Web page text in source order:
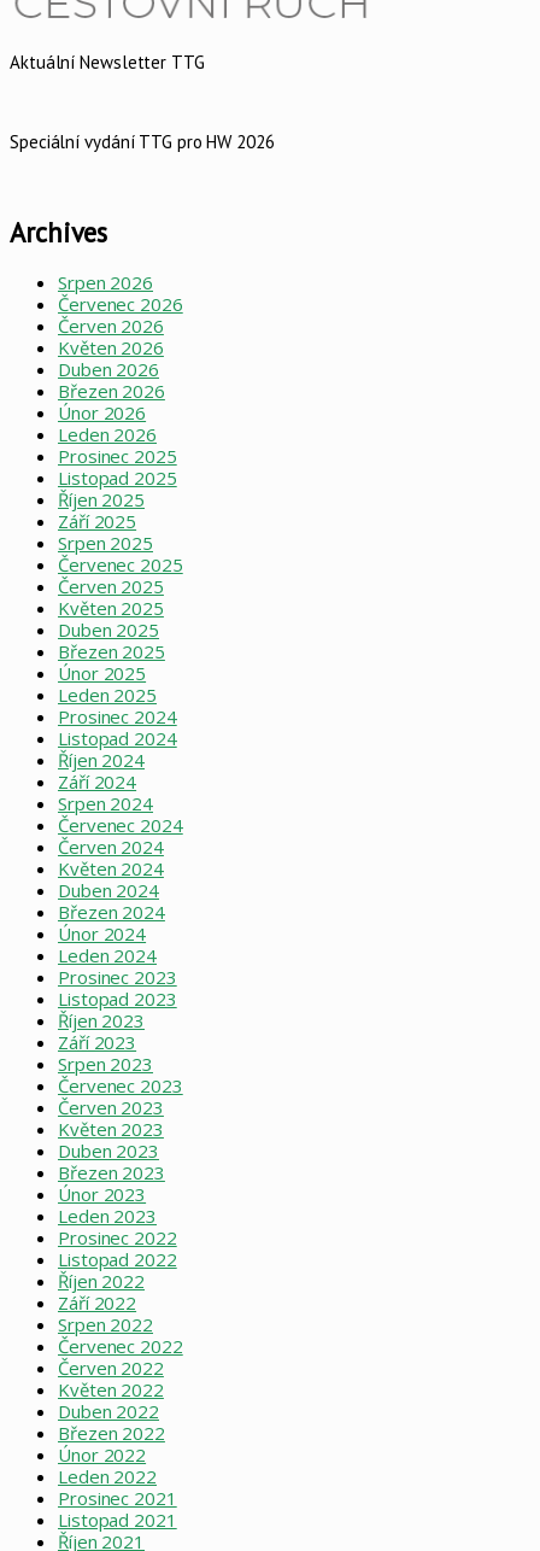
Aktuální Newsletter TTG
Speciální vydání TTG pro HW 2026
Archives
Srpen 2026
Červenec 2026
Červen 2026
Květen 2026
Duben 2026
Březen 2026
Únor 2026
Leden 2026
Prosinec 2025
Listopad 2025
Říjen 2025
Září 2025
Srpen 2025
Červenec 2025
Červen 2025
Květen 2025
Duben 2025
Březen 2025
Únor 2025
Leden 2025
Prosinec 2024
Listopad 2024
Říjen 2024
Září 2024
Srpen 2024
Červenec 2024
Červen 2024
Květen 2024
Duben 2024
Březen 2024
Únor 2024
Leden 2024
Prosinec 2023
Listopad 2023
Říjen 2023
Září 2023
Srpen 2023
Červenec 2023
Červen 2023
Květen 2023
Duben 2023
Březen 2023
Únor 2023
Leden 2023
Prosinec 2022
Listopad 2022
Říjen 2022
Září 2022
Srpen 2022
Červenec 2022
Červen 2022
Květen 2022
Duben 2022
Březen 2022
Únor 2022
Leden 2022
Prosinec 2021
Listopad 2021
Říjen 2021